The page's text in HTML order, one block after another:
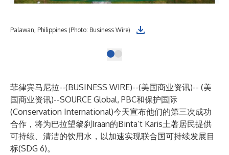
Palawan, Philippines (Photo: Business Wire)
菲律宾马尼拉--(BUSINESS WIRE)--(美国商业资讯)-- (美
国商业资讯)--SOURCE Global, PBC和保护国际
(Conservation International)今天宣布他们的第三次成功
合作，将为巴拉望黎刹Iraan的Binta’t Karis土著居民提供
可持续、清洁的饮用水，以加速实现联合国可持续发展目
标(SDG 6)。